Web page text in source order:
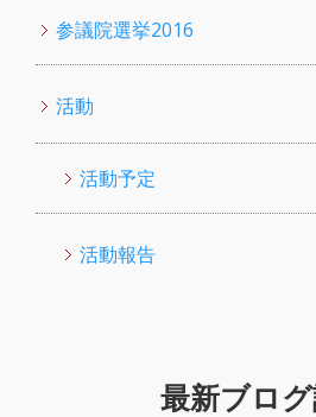
参議院選挙2016
活動
活動予定
活動報告
最新ブロ